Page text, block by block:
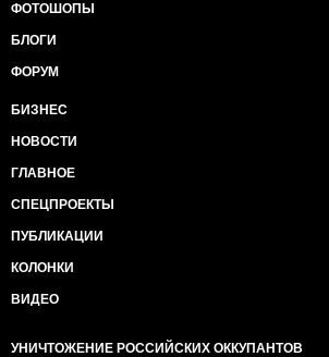
ФОТОШОПЫ
БЛОГИ
ФОРУМ
БИЗНЕС
НОВОСТИ
ГЛАВНОЕ
СПЕЦПРОЕКТЫ
ПУБЛИКАЦИИ
КОЛОНКИ
ВИДЕО
УНИЧТОЖЕНИЕ РОССИЙСКИХ ОККУПАНТОВ